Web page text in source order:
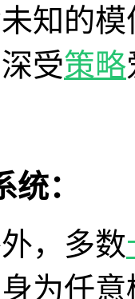
知的
受策略
：
，多数
为任